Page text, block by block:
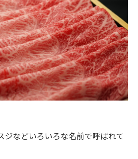
ジなどいろいろな名前で呼ばれて